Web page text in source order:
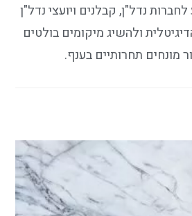
לחברות נדל"ן, קבלנים ויועצי נדל"ן
ולהשיג מיקומים בולטים
מונחים תחרותיים בענף.